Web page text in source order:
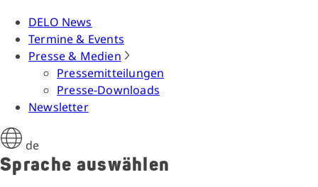
DELO News
Termine & Events
Presse & Medien
Pressemitteilungen
Presse-Downloads
Newsletter
de
Sprache auswählen